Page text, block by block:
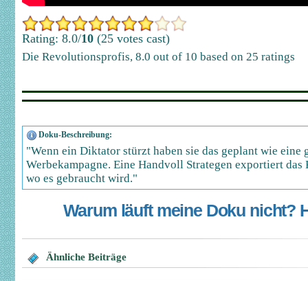
Rating: 8.0/10 (25 votes cast)
Die Revolutionsprofis, 8.0 out of 10 based on 25 ratings
Doku-Beschreibung:
"Wenn ein Diktator stürzt haben sie das geplant wie eine
Werbekampagne. Eine Handvoll Strategen exportiert
wo es gebraucht wird."
Warum läuft meine Doku nicht?
Ähnliche Beiträge